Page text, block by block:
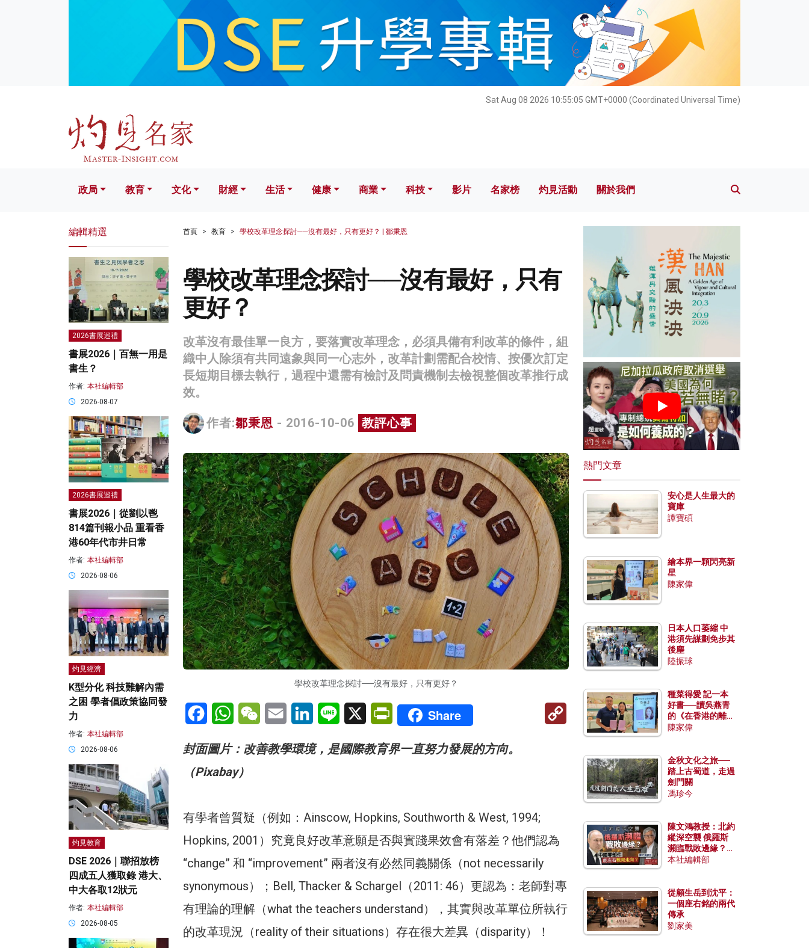
Sat Aug 08 2026 10:55:07 GMT+0000 (Coordinated Universal Time)
文化 財經 生活 健康 科技 影片 名家榜 灼見活動 關於我們
政局 教育 文化 財經 生活 健康 商業 科技 影片 名家榜 灼見活動 關於我們
首頁 教育 學校改革理念探討──沒有最好，只有更好？ | 鄒秉恩
學校改革理念探討──沒有最好，只有
更好？
改革沒有最佳單一良方，要落實改革理念，必須具備有利改革的條件，組
織中人除須有共同遠象與同一心志外，改革計劃需配合校情、按優次訂定
長短期目標去執行，過程中還需有檢討及問責機制去檢視整個改革推行成
效。
作者:鄒秉恩 - 2016-10-06 教評心事
學校改革理念探討──沒有最好，只有更好？
FacebookWhatsAppWeChatEmail LinkedInLine X PrintFriendly
Share
Copy
封面圖片：改善教學環境，是國際教育界一直努力發展的方向。
（Pixabay）
有學者曾質疑（例如：Ainscow, Hopkins, Southworth & West, 1994;
Hopkins, 2001）究竟良好改革意願是否與實踐果效會有落差？他們認為
“change” 和 “improvement” 兩者沒有必然同義關係（not necessarily
synonymous）；Bell, Thacker & Schargel（2011: 46）更認為：老師對專
有理論的理解（what the teachers understand），其實與改革單位所執行
的改革現況（reality of their situations）存在很大差異（disparity）！
編輯精選
2026書展巡禮
書展2026｜百無一用是
書生？
作者: 本社編輯部
2026-08-07
2026書展巡禮
書展2026｜從劉以鬯
814篇刊報小品 重看香
港60年代市井日常
作者: 本社編輯部
2026-08-06
灼見經濟
K型分化 科技難解內需
之困 學者倡政策協同發
力
作者: 本社編輯部
2026-08-06
灼見教育
DSE 2026｜聯招放榜
四成五人獲取錄 港大、
中大各取12狀元
作者: 本社編輯部
2026-08-05
熱門文章
安心是人生最大的
寶庫
譚寶碩
繪本界一顆閃亮新
星
陳家偉
日本人口萎縮 中
港須先謀劃免步其
後塵
陸振球
種菜得愛 記一本
好書──讀吳燕青
的《在香港的離島
種菜》
陳家偉
金秋文化之旅──
踏上古蜀道，走過
劍門關
馮珍今
陳文鴻教授：北約
縱深空襲 俄羅斯
瀕臨戰敗邊緣？中
國零部件能左右戰
本社編輯部
從顧生岳到沈平：
一個座右銘的兩代
傳承
劉家美